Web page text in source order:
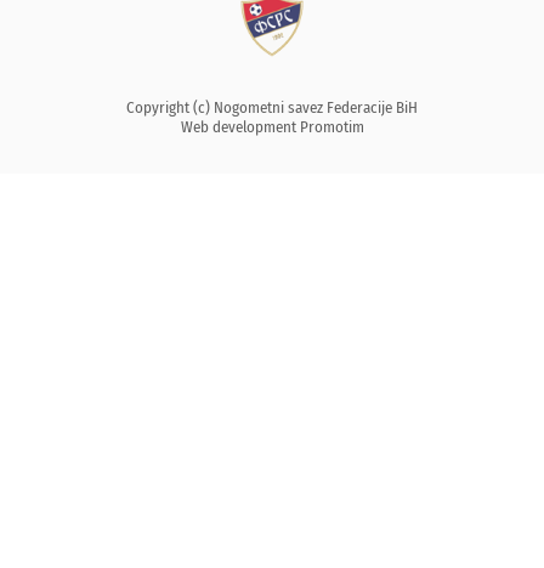
Copyright (c) Nogometni savez Federacije BiH
Web development Promotim